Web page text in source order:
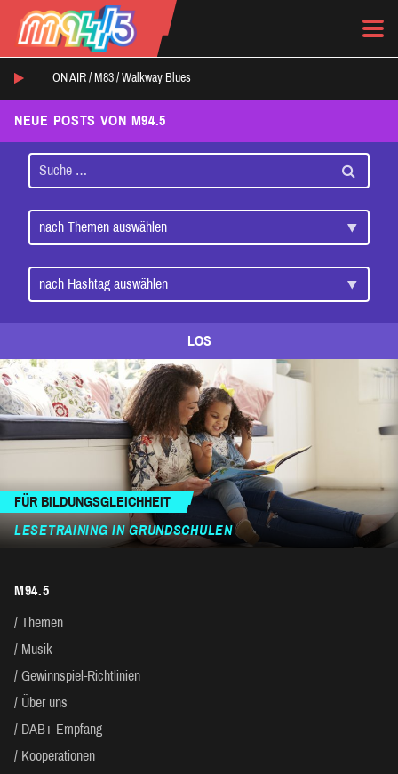
ON AIR / M83 / Walkway Blues
NEUE POSTS VON M94.5
LOS
FÜR BILDUNGSGLEICHHEIT
LESETRAINING IN GRUNDSCHULEN
M94.5
Themen
Musik
Gewinnspiel-Richtlinien
Über uns
DAB+ Empfang
Kooperationen